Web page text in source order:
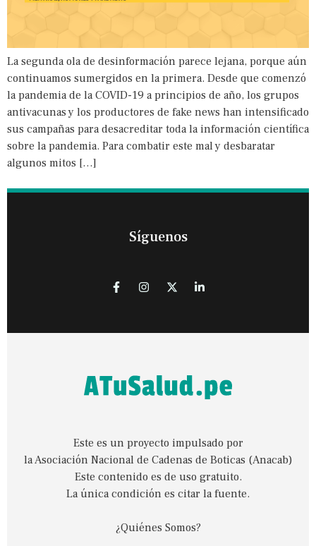
La segunda ola de desinformación parece lejana, porque aún
continuamos sumergidos en la primera. Desde que comenzó
la pandemia de la COVID-19 a principios de año, los grupos
antivacunas y los productores de fake news han intensificado
sus campañas para desacreditar toda la información científica
sobre la pandemia. Para combatir este mal y desbaratar
algunos mitos […]
Síguenos
Este es un proyecto impulsado por
la Asociación Nacional de Cadenas de Boticas (Anacab)
Este contenido es de uso gratuito.
La única condición es citar la fuente.
¿Quiénes Somos?